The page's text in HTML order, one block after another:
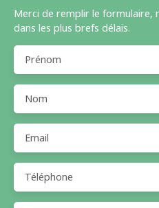
Merci de remplir le formulaire,
dans les plus brefs délais.
Prénom
Nom
Email
Téléphone